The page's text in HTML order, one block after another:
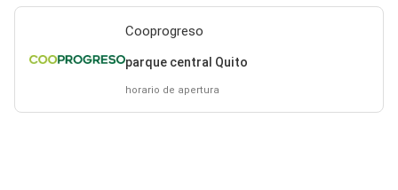
Cooprogreso
parque central Quito
horario de apertura